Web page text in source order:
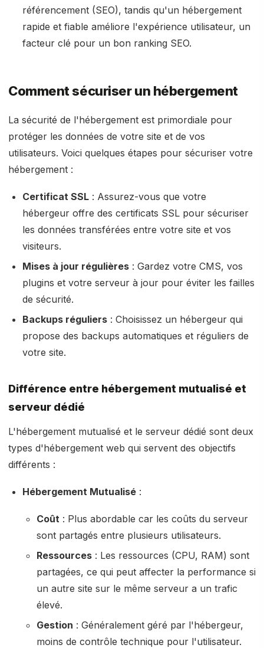
référencement (SEO), tandis qu'un hébergement
rapide et fiable améliore l'expérience utilisateur, un
facteur clé pour un bon ranking SEO.
Comment sécuriser un hébergement
La sécurité de l'hébergement est primordiale pour
protéger les données de votre site et de vos
utilisateurs. Voici quelques étapes pour sécuriser votre
hébergement :
Certificat SSL : Assurez-vous que votre
hébergeur offre des certificats SSL pour sécuriser
les données transférées entre votre site et vos
visiteurs.
Mises à jour régulières : Gardez votre CMS, vos
plugins et votre serveur à jour pour éviter les failles
de sécurité.
Backups réguliers : Choisissez un hébergeur qui
propose des backups automatiques et réguliers de
votre site.
Différence entre hébergement mutualisé et
serveur dédié
L'hébergement mutualisé et le serveur dédié sont deux
types d'hébergement web qui servent des objectifs
différents :
Hébergement Mutualisé :
Coût : Plus abordable car les coûts du serveur
sont partagés entre plusieurs utilisateurs.
Ressources : Les ressources (CPU, RAM) sont
partagées, ce qui peut affecter la performance si
un autre site sur le même serveur a un trafic
élevé.
Gestion : Généralement géré par l'hébergeur,
moins de contrôle technique pour l'utilisateur.